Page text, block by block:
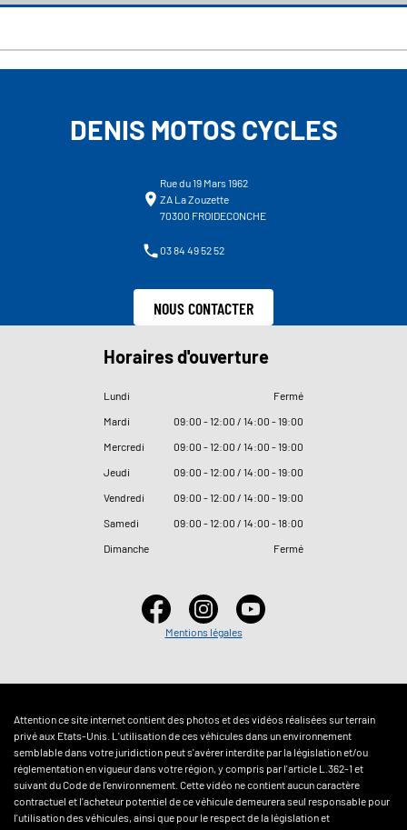
DENIS MOTOS CYCLES
Rue du 19 Mars 1962
ZA La Zouzette
70300 FROIDECONCHE
03 84 49 52 52
NOUS CONTACTER
Horaires d'ouverture
Lundi
Fermé
Mardi
09:00 - 12:00 / 14:00 - 19:00
Mercredi
09:00 - 12:00 / 14:00 - 19:00
Jeudi
09:00 - 12:00 / 14:00 - 19:00
Vendredi
09:00 - 12:00 / 14:00 - 19:00
Samedi
09:00 - 12:00 / 14:00 - 18:00
Dimanche
Fermé
Mentions légales
Attention ce site internet contient des photos et des vidéos réalisées sur terrain
privé aux Etats-Unis. L'utilisation de ces véhicules dans un environnement
semblable dans votre juridiction peut s'avérer interdite par la législation et/ou
réglementation en vigueur dans votre région, y compris par l'article L.362-1 et
suivant du Code de l'environnement. Cette vidéo ne contient aucun caractère
contractuel et l'acheteur potentiel de ce véhicule demeurera seul responsable pour
l'utilisation des véhicules, ainsi que pour le respect de la législation et